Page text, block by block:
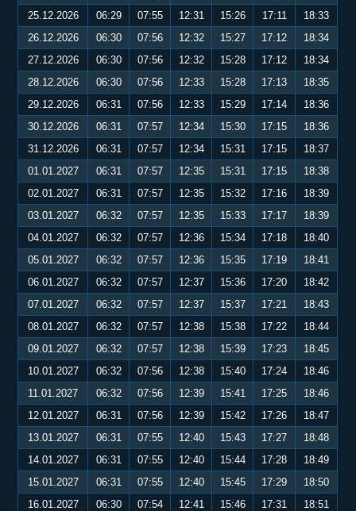
25.12.2026
06:29 07:55 12:31 15:26 17:11
18:33
26.12.2026
06:30 07:56 12:32 15:27 17:12
18:34
27.12.2026
06:30 07:56 12:32 15:28 17:12
18:34
28.12.2026
06:30 07:56 12:33 15:28 17:13
18:35
29.12.2026
06:31 07:56 12:33 15:29 17:14
18:36
30.12.2026
06:31 07:57 12:34 15:30 17:15
18:36
31.12.2026
06:31 07:57 12:34 15:31 17:15
18:37
01.01.2027
06:31 07:57 12:35 15:31 17:15
18:38
02.01.2027
06:31 07:57 12:35 15:32 17:16
18:39
03.01.2027
06:32 07:57 12:35 15:33 17:17
18:39
04.01.2027
06:32 07:57 12:36 15:34 17:18
18:40
05.01.2027
06:32 07:57 12:36 15:35 17:19
18:41
06.01.2027
06:32 07:57 12:37 15:36 17:20
18:42
07.01.2027
06:32 07:57 12:37 15:37 17:21
18:43
08.01.2027
06:32 07:57 12:38 15:38 17:22
18:44
09.01.2027
06:32 07:57 12:38 15:39 17:23
18:45
10.01.2027
06:32 07:56 12:38 15:40 17:24
18:46
11.01.2027
06:32 07:56 12:39 15:41 17:25
18:46
12.01.2027
06:31 07:56 12:39 15:42 17:26
18:47
13.01.2027
06:31 07:55 12:40 15:43 17:27
18:48
14.01.2027
06:31 07:55 12:40 15:44 17:28
18:49
15.01.2027
06:31 07:55 12:40 15:45 17:29
18:50
16.01.2027
06:30 07:54 12:41 15:46 17:31
18:51